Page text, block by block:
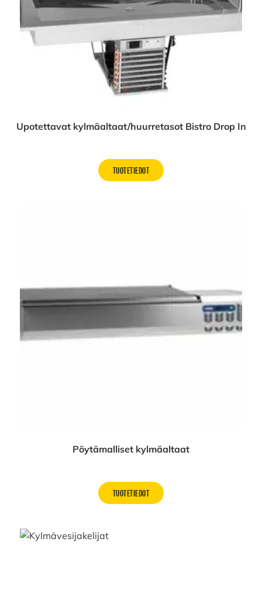
Upotettavat kylmäaltaat/huurretasot Bistro Drop In
TUOTETIEDOT
Pöytämalliset kylmäaltaat
TUOTETIEDOT